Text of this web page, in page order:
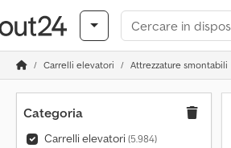
Carrelli elevatori Attrezzature smontabili
Categoria
Carrelli elevatori(5.984)